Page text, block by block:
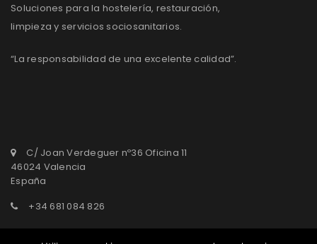
Soluciones para la hostelería, restauración,
limpieza y servicios sociosanitarios.
“La responsabilidad de una excelente calidad”.
C/ Joan Verdeguer nº36 Oficina 11
46024 Valencia
España
+34 681 084 826
agasepro@agasepro.com